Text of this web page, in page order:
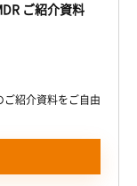
ご紹介資料
ご紹介資料をご自由